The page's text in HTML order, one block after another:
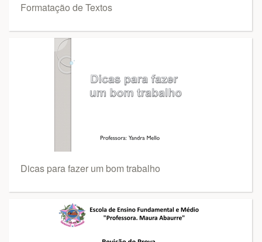
Formatação de Textos
Dicas para fazer um bom trabalho